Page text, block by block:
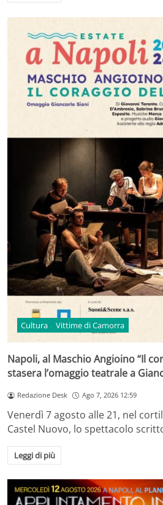
Cultura Vittime di Camorra
Napoli, al Maschio Angioino “Il
stasera l’omaggio teatrale a
Redazione Desk Ago 7, 2026 12:59
Venerdì 7 agosto alle 21, nel
Castel Nuovo, lo spettacolo
Leggi di più